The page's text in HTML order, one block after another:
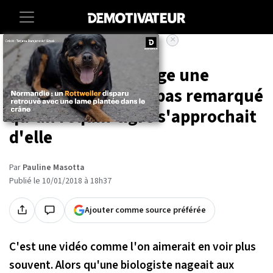
Accueil Societe Animaux
Cette baleine protège une
femme qui n'avait pas remarqué
qu'un requin-tigre s'approchait
d'elle
Par Pauline Masotta
Publié le 10/01/2018 à 18h37
Ajouter comme source préférée
C'est une vidéo comme l'on aimerait en voir plus
souvent. Alors qu'une biologiste nageait aux
×